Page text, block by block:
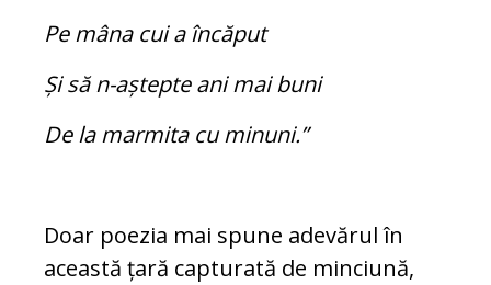
Pe mâna cui a încăput
Și să n-aștepte ani mai buni
De la marmita cu minuni.”
Doar poezia mai spune adevărul în
această țară capturată de minciună,